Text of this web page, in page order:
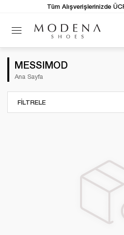
Tüm Alışverişlerinizde
MESSIMOD
Ana Sayfa
FILTRELE